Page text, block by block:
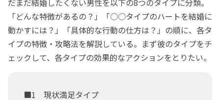
だまだ結婚したくない男性を以下の8つのタイプに分類。
「どんな特徴があるの？」「○○タイプのハートを結婚に
動かすには？」「具体的な行動の仕方は？」の順に、各タ
イプの特徴・攻略法を解説している。まず彼のタイプをチ
ェックして、各タイプの効果的なアクションをとりたい。
■1 現状満足タイプ